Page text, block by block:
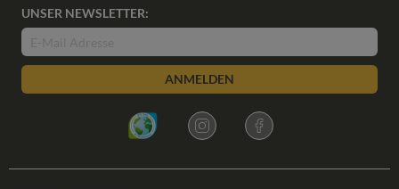
UNSER NEWSLETTER:
ANMELDEN